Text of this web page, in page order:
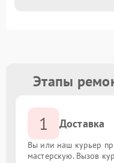
Этапы
1 Доставка
Вы или наш курьер
мастерскую. Вызов